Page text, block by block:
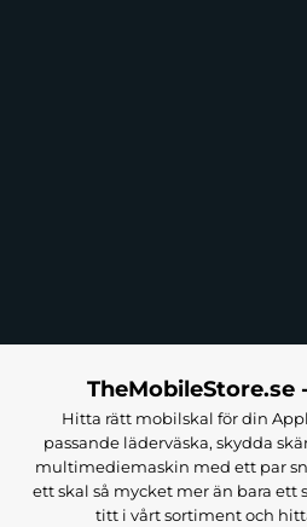
Hitta rätt mobilskal för din
passande läderväska, skydda
multimediemaskin med ett par
ett skal så mycket mer än bara ett
titt i vårt sortiment och